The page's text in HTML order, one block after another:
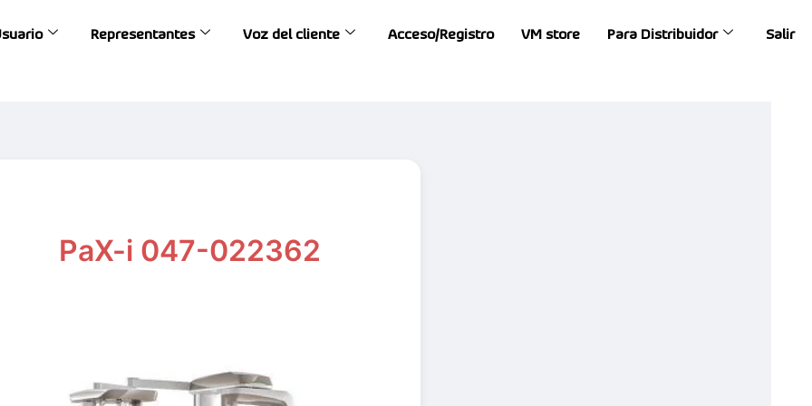
Representantes Voz del cliente Acceso/Registro VM store Para Distribuidor Salir
PaX-i 047-022362